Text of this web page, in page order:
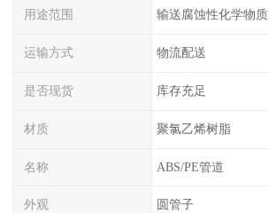
用途范围 输送腐蚀性化学物质
运输方式 物流配送
是否现货 库存充足
材质 聚氯乙烯树脂
名称 ABS/PE管道
外观 圆管子